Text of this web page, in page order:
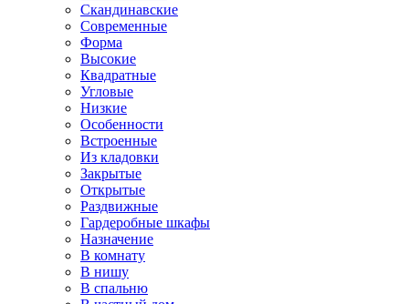
Скандинавские
Современные
Форма
Высокие
Квадратные
Угловые
Низкие
Особенности
Встроенные
Из кладовки
Закрытые
Открытые
Раздвижные
Гардеробные шкафы
Назначение
В комнату
В нишу
В спальню